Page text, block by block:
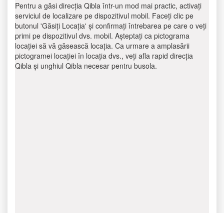
Pentru a găsi direcția Qibla într-un mod mai practic, activați
serviciul de localizare pe dispozitivul mobil. Faceți clic pe
butonul 'Găsiți Locația' și confirmați întrebarea pe care o veți
primi pe dispozitivul dvs. mobil. Așteptați ca pictograma
locației să vă găsească locația. Ca urmare a amplasării
pictogramei locației în locația dvs., veți afla rapid direcția
Qibla și unghiul Qibla necesar pentru busola.